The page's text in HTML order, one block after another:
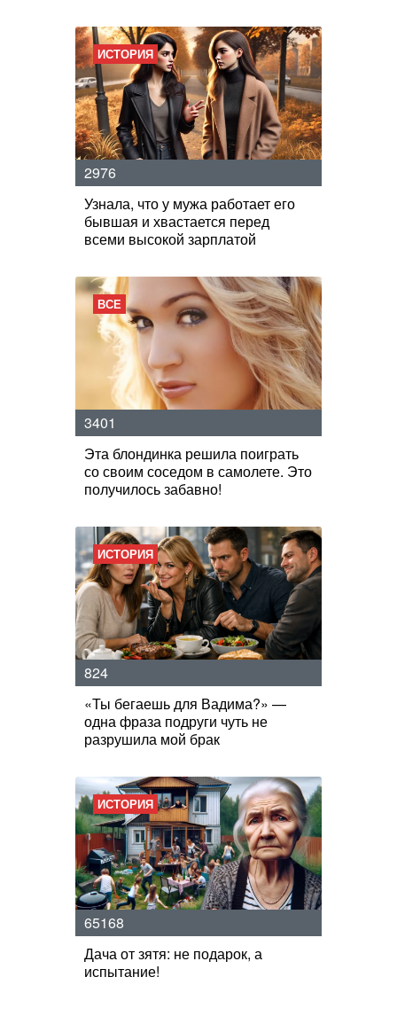
ИСТОРИЯ
2976
Узнала, что у мужа работает его
бывшая и хвастается перед
всеми высокой зарплатой
ВСЕ
3401
Эта блондинка решила поиграть
со своим соседом в самолете. Это
получилось забавно!
ИСТОРИЯ
824
«Ты бегаешь для Вадима?» —
одна фраза подруги чуть не
разрушила мой брак
ИСТОРИЯ
65168
Дача от зятя: не подарок, а
испытание!